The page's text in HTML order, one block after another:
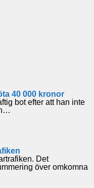
40 000 kronor
bot efter att han inte
Det
över omkomna